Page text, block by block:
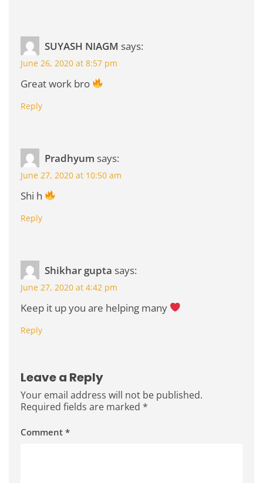
SUYASH NIAGM says:
June 26, 2020 at 8:57 pm
Great work bro
Reply
Pradhyum says:
June 27, 2020 at 10:50 am
Shi h
Reply
Shikhar gupta says:
June 27, 2020 at 4:42 pm
Keep it up you are helping many
Reply
Leave a Reply
Your email address will not be published.
Required fields are marked *
Comment *